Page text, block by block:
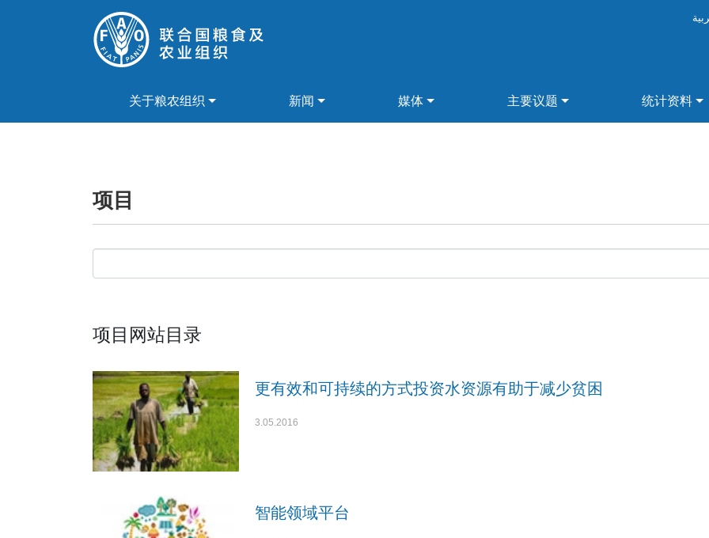
关于粮农组织 新闻 媒体 主要议题 统计资料
项目
项目网站目录
更有效和可持续的方式投资水资源有助于减少贫困
3.05.2016
智能领域平台